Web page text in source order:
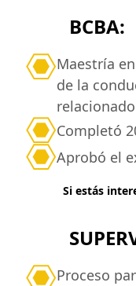
BCBA:
Maestría
de la
relacionado
Completó
Aprobó el
Si estás
Proceso